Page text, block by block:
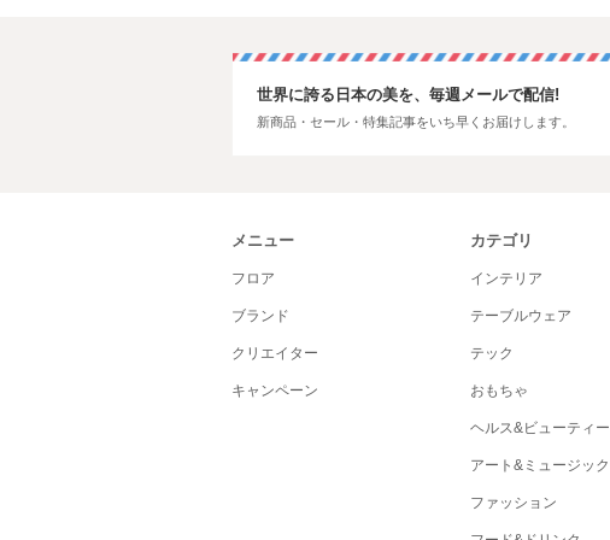
世界に誇る日本の美を、毎週メールで配信!
新商品・セール・特集記事をいち早くお届けします。
メニュー
フロア
ブランド
クリエイター
キャンペーン
カテゴリ
インテリア
テーブルウェア
テック
おもちゃ
ヘルス&ビューティー
アート&ミュージック
ファッション